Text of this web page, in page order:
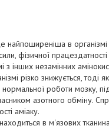
найпоширеніша в
фізичної
з інших незамінних
різко знижується, тоді
роботи мозку,
азотного обміну.
аміаку.
в м'язових